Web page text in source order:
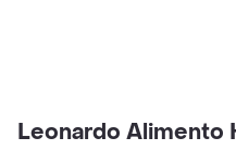
Leonardo Alimento